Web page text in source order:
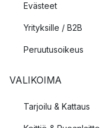
Evästeet
Yrityksille / B2B
Peruutusoikeus
VALIKOIMA
Tarjoilu & Kattaus